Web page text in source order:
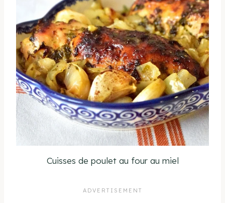
Cuisses de poulet au four au miel